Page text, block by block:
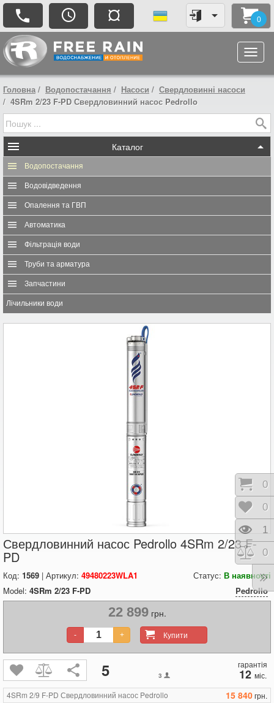
¤ 0
Головна Водопостачання Насоси
Свердловинні насоси
4SRm 2/23 F-PD Свердловинний насос Pedrollo
Каталог
Водопостачання
Водовідведення
Опалення та ГВП
Автоматика
Фільтрація води
Труби та арматура
Запчастини
Лічильники води
Свердловинний насос Pedrollo 4SRm 2/23 F-
PD
Код: 1569 | Артикул: 49480223WLA1 Статус: В наявності
Model: 4SRm 2/23 F-PD Pedrollo
22 899грн.
Купити
- +
5 3
гарантія
12 міс.
4SRm 2/9 F-PD Свердловинний насос Pedrollo
15 840грн.
0
0
1
0